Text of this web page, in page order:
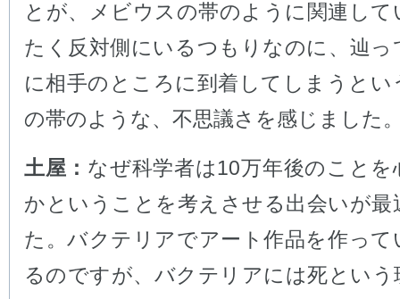
とが、メビウスの帯のように関連して
たく反対側にいるつもりなのに、辿っ
に相手のところに到着してしまうとい
の帯のような、不思議さを感じました
土屋： なぜ科学者は10万年後のことを
かということを考えさせる出会いが最
た。バクテリアでアート作品を作って
るのですが、バクテリアには死という